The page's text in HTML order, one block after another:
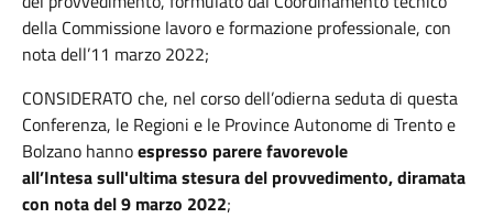
della Commissione lavoro e formazione professionale, con
nota dell’11 marzo 2022;
CONSIDERATO che, nel corso dell’odierna seduta di questa
Conferenza, le Regioni e le Province Autonome di Trento e
Bolzano hannoespresso parere favorevole
all’Intesa sull'ultima stesura del provvedimento, diramata
con nota del 9 marzo 2022;